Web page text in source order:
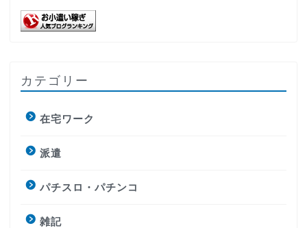
カテゴリー
在宅ワーク
派遣
パチスロ・パチンコ
雑記